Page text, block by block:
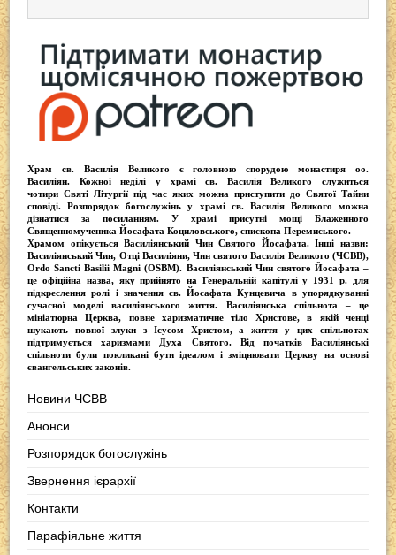
Храм св. Василія Великого є головною спорудою монастиря оо.
Василіян. Кожної неділі у храмі св. Василія Великого служиться
чотириСвяті Літургії під час яких можна приступити до Святої Тайни
сповіді.Розпорядок богослужінь у храмі св. Василія Великого можна
дізнатися за посиланням. У храмі присутні мощі Блаженного
Священномученика Йосафата Коциловського, єпископа Перемиського.
Храмом опікуєтьсяВасиліянський Чин Святого Йосафата. Інші назви:
Василіянський Чин, Отці Василіяни, Чин святого Василія Великого (ЧСВВ),
Ordо Sancti Basilii Magni (OSBM). Василіянський Чин святого Йосафата –
це офіційна назва, яку прийнято на Генеральній капітулі у 1931 р. для
підкреслення ролі і значення св. Йосафата Кунцевича в упорядкуванні
сучасної моделі василіянського життя. Василіянська спільнота – це
мініатюрна Церква, повне харизматичне тіло Христове, в якій ченці
шукають повної злуки з Iсусом Христом, а життя у цих спільнотах
підтримується харизмами Духа Святого. Від початків Василіянські
спільноти були покликані бути ідеалом і зміцнювати Церкву на основі
євангельських законів.
Новини ЧСВВ
Анонси
Розпорядок богослужінь
Звернення ієрархії
Контакти
Парафіяльне життя